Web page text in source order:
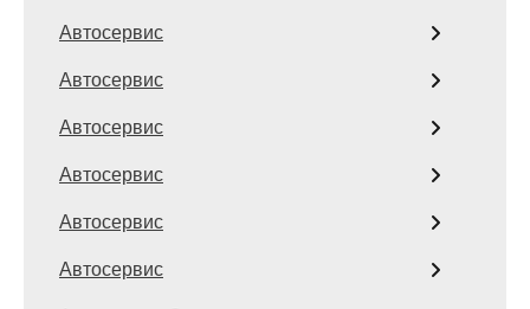
Автосервис
Автосервис
Автосервис
Автосервис
Автосервис
Автосервис